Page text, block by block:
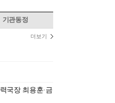
기관동정
더보기
국장 최용훈·금